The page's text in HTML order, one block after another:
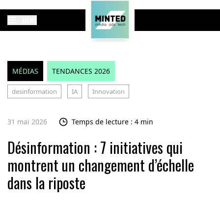
MÉDIAS TENDANCES 2026
desinformation IA Innovation
31 mai 2026 Temps de lecture : 4 min
Désinformation : 7 initiatives qui
montrent un changement d’échelle
dans la riposte